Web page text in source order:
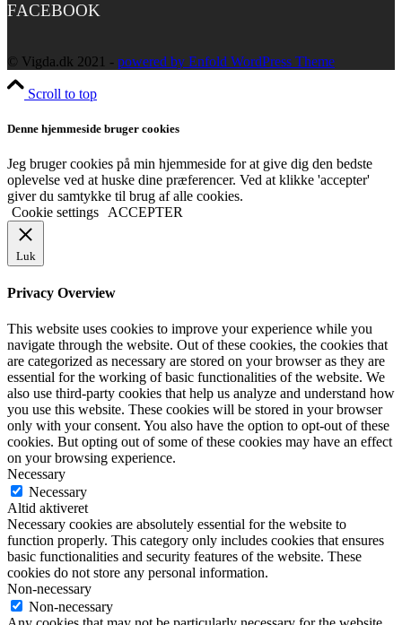
FACEBOOK
© Vigda.dk 2021 - powered by Enfold WordPress Theme
Scroll to top
Denne hjemmeside bruger cookies
Jeg bruger cookies på min hjemmeside for at give dig den bedste
oplevelse ved at huske dine præferencer. Ved at klikke 'accepter'
giver du samtykke til brug af alle cookies.
Cookie settings
ACCEPTER
Luk
Privacy Overview
This website uses cookies to improve your experience while you
navigate through the website. Out of these cookies, the cookies that
are categorized as necessary are stored on your browser as they are
essential for the working of basic functionalities of the website. We
also use third-party cookies that help us analyze and understand how
you use this website. These cookies will be stored in your browser
only with your consent. You also have the option to opt-out of these
cookies. But opting out of some of these cookies may have an effect
on your browsing experience.
Necessary
Necessary
Altid aktiveret
Necessary cookies are absolutely essential for the website to
function properly. This category only includes cookies that ensures
basic functionalities and security features of the website. These
cookies do not store any personal information.
Non-necessary
Non-necessary